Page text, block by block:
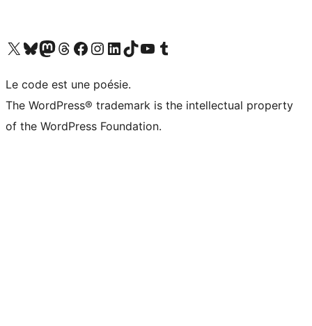
Visit our X (formerly Twitter) account
Visitez notre compte Bluesky
Visit our Mastodon account
Visitez notre compte Threads
Visit our Facebook page
Visit our Instagram account
Visit our LinkedIn account
Visitez notre compte TikTok
Visit our YouTube channel
Visitez notre compte Tumblr
Le code est une poésie.
The WordPress® trademark is the intellectual property
of the WordPress Foundation.